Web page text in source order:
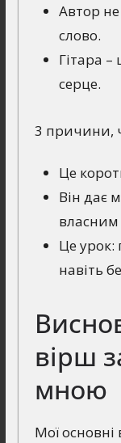
Автор не
слово.
Гітара
серце.
3 причини,
Це
Він дає
Це урок:
навіть
вірш
мною
Мої основні